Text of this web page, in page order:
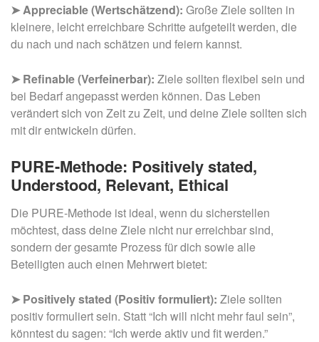
➤ Appreciable (Wertschätzend): Große Ziele sollten in
kleinere, leicht erreichbare Schritte aufgeteilt werden, die
du nach und nach schätzen und feiern kannst.
➤ Refinable (Verfeinerbar): Ziele sollten flexibel sein und
bei Bedarf angepasst werden können. Das Leben
verändert sich von Zeit zu Zeit, und deine Ziele sollten sich
mit dir entwickeln dürfen.
PURE-Methode: Positively stated,
Understood, Relevant, Ethical
Die PURE-Methode ist ideal, wenn du sicherstellen
möchtest, dass deine Ziele nicht nur erreichbar sind,
sondern der gesamte Prozess für dich sowie alle
Beteiligten auch einen Mehrwert bietet:
➤ Positively stated (Positiv formuliert): Ziele sollten
positiv formuliert sein. Statt “Ich will nicht mehr faul sein”,
könntest du sagen: “Ich werde aktiv und fit werden.”